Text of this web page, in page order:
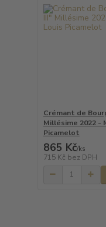
Crémant de
Millésime 2022 -
Picamelot
865 Kč/ks
715 Kč bez DPH